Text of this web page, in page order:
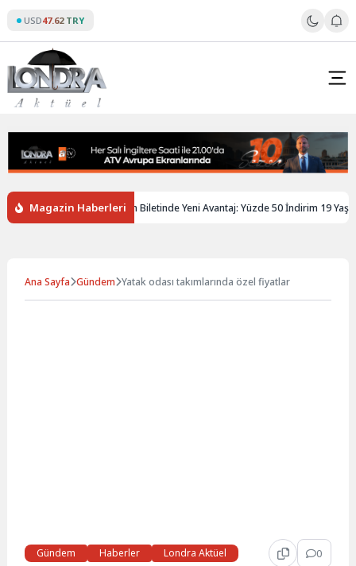
content
USD47.62 TRY
Magazin Haberleri
Gençlere Tren Biletinde Yeni Avantaj: Yüzde 50 İndirim 19 Yaşına
Ana Sayfa Gündem Yatak odası takımlarında özel fiyatlar
Gündem Haberler Londra Aktüel 0